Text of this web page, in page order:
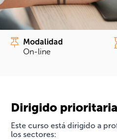
Modalidad
On-line
Dirigido
Este curso está dirigido a
los sectores: